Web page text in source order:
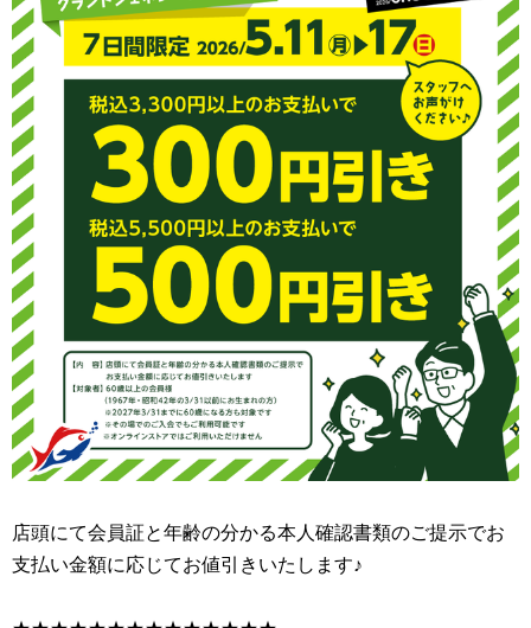
店頭にて会員証と年齢の分かる本人確認書類のご提示でお
支払い金額に応じてお値引きいたします♪